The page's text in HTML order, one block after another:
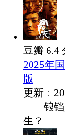
豆瓣 6.4
2025年
版
更新：
锒铛入
生？ 为